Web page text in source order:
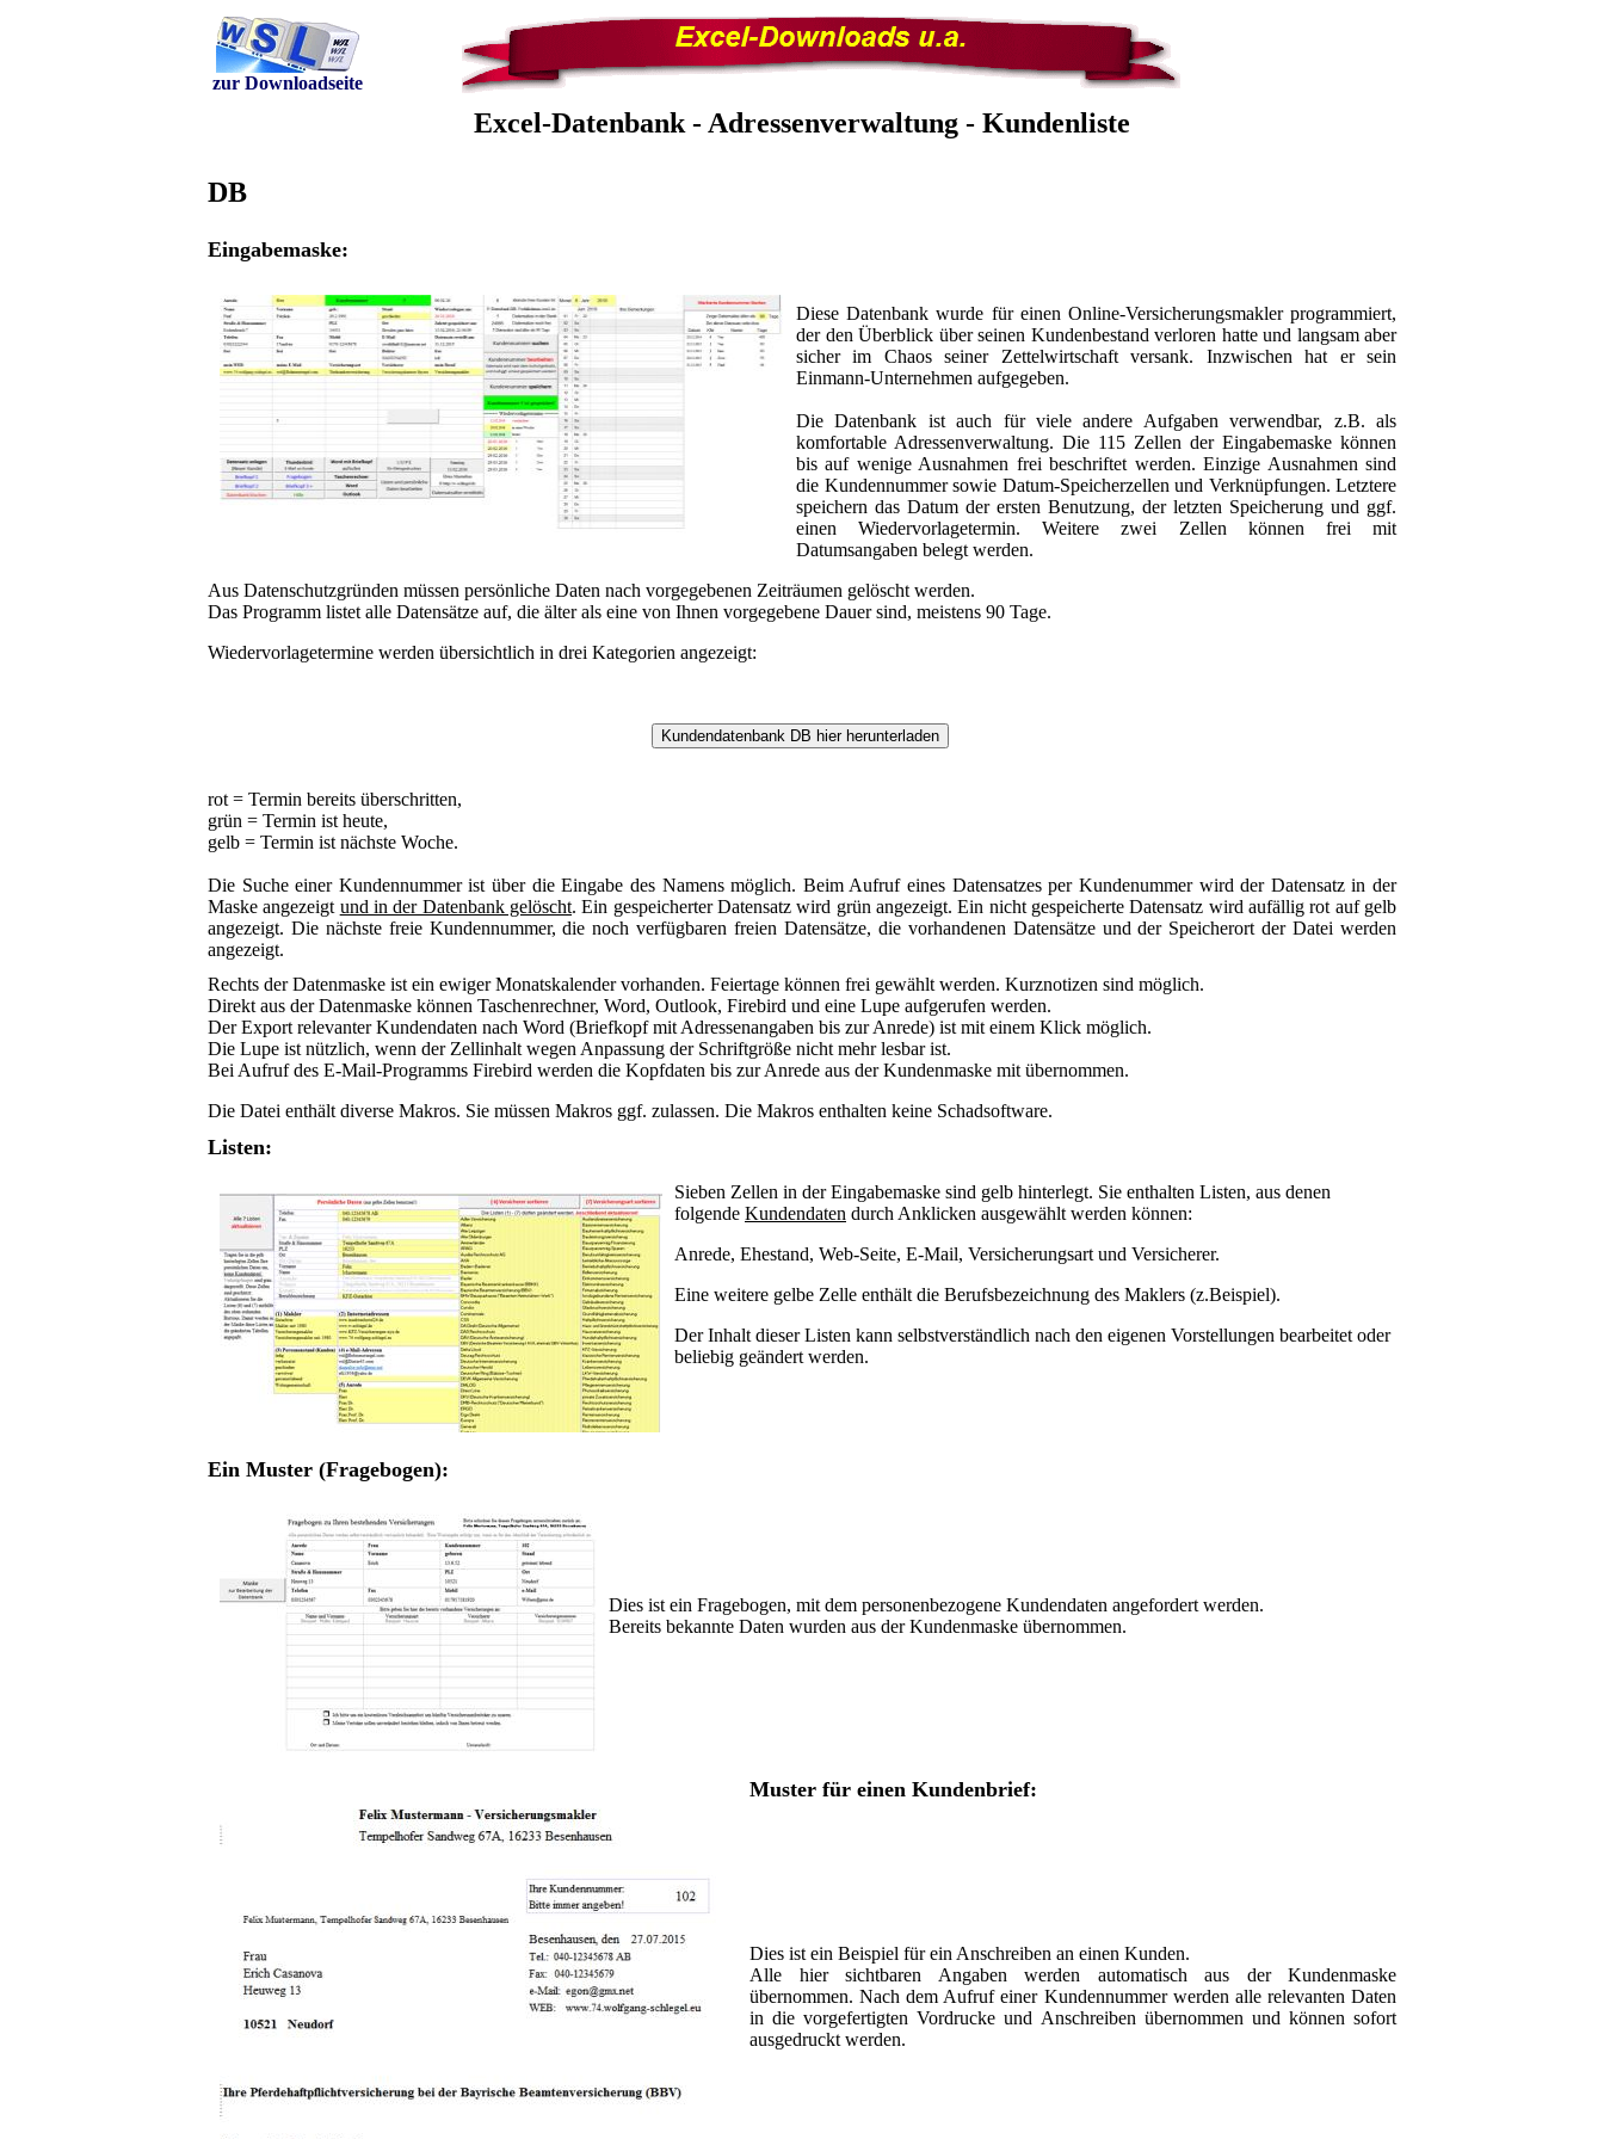
zur Downloadseite
Excel-Datenbank - Adressenverwaltung - Kundenliste
DB
Eingabemaske:
Diese Datenbank wurde für einen Online-Versicherungsmakler programmiert,
der den Überblick über seinen Kundenbestand verloren hatte und langsam aber
sicher im Chaos seiner Zettelwirtschaft versank. Inzwischen hat er sein
Einmann-Unternehmen aufgegeben.
Die Datenbank ist auch für viele andere Aufgaben verwendbar, z.B. als
komfortable Adressenverwaltung. Die 115 Zellen der Eingabemaske können
bis auf wenige Ausnahmen frei beschriftet werden. Einzige Ausnahmen sind
die Kundennummer sowie Datum-Speicherzellen und Verknüpfungen. Letztere
speichern das Datum der ersten Benutzung, der letzten Speicherung und ggf.
einen Wiedervorlagetermin. Weitere zwei Zellen können frei mit
Datumsangaben belegt werden.
Aus Datenschutzgründen müssen persönliche Daten nach vorgegebenen Zeiträumen gelöscht werden.
Das Programm listet alle Datensätze auf, die älter als eine von Ihnen vorgegebene Dauer sind, meistens 90 Tage.
Wiedervorlagetermine werden übersichtlich in drei Kategorien angezeigt:
rot = Termin bereits überschritten,
grün = Termin ist heute,
gelb = Termin ist nächste Woche.
Die Suche einer Kundennummer ist über die Eingabe des Namens möglich. Beim Aufruf eines Datensatzes per Kundenummer wird der Datensatz in der
Maske angezeigt und in der Datenbank gelöscht. Ein gespeicherter Datensatz wird grün angezeigt. Ein nicht gespeicherte Datensatz wird aufällig rot auf gelb
angezeigt. Die nächste freie Kundennummer, die noch verfügbaren freien Datensätze, die vorhandenen Datensätze und der Speicherort der Datei werden
angezeigt.
Rechts der Datenmaske ist ein ewiger Monatskalender vorhanden. Feiertage können frei gewählt werden. Kurznotizen sind möglich.
Direkt aus der Datenmaske können Taschenrechner, Word, Outlook, Firebird und eine Lupe aufgerufen werden.
Der Export relevanter Kundendaten nach Word (Briefkopf mit Adressenangaben bis zur Anrede) ist mit einem Klick möglich.
Die Lupe ist nützlich, wenn der Zellinhalt wegen Anpassung der Schriftgröße nicht mehr lesbar ist.
Bei Aufruf des E-Mail-Programms Firebird werden die Kopfdaten bis zur Anrede aus der Kundenmaske mit übernommen.
Die Datei enthält diverse Makros. Sie müssen Makros ggf. zulassen. Die Makros enthalten keine Schadsoftware.
Listen:
Sieben Zellen in der Eingabemaske sind gelb hinterlegt. Sie enthalten Listen, aus denen
folgende Kundendaten durch Anklicken ausgewählt werden können:
Anrede, Ehestand, Web-Seite, E-Mail, Versicherungsart und Versicherer.
Eine weitere gelbe Zelle enthält die Berufsbezeichnung des Maklers (z.Beispiel).
Der Inhalt dieser Listen kann selbstverständlich nach den eigenen Vorstellungen bearbeitet oder
beliebig geändert werden.
Ein Muster (Fragebogen):
Dies ist ein Fragebogen, mit dem personenbezogene Kundendaten angefordert werden.
Bereits bekannte Daten wurden aus der Kundenmaske übernommen.
Muster für einen Kundenbrief:
Dies ist ein Beispiel für ein Anschreiben an einen Kunden.
Alle hier sichtbaren Angaben werden automatisch aus der Kundenmaske
übernommen. Nach dem Aufruf einer Kundennummer werden alle relevanten Daten
in die vorgefertigten Vordrucke und Anschreiben übernommen und können sofort
ausgedruckt werden.